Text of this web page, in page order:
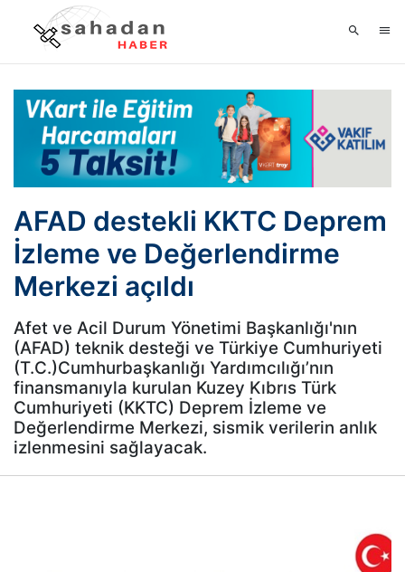
AFAD destekli KKTC Deprem
İzleme ve Değerlendirme
Merkezi açıldı
Afet ve Acil Durum Yönetimi Başkanlığı'nın
(AFAD) teknik desteği ve Türkiye Cumhuriyeti
(T.C.)Cumhurbaşkanlığı Yardımcılığı’nın
finansmanıyla kurulan Kuzey Kıbrıs Türk
Cumhuriyeti (KKTC) Deprem İzleme ve
Değerlendirme Merkezi, sismik verilerin anlık
izlenmesini sağlayacak.